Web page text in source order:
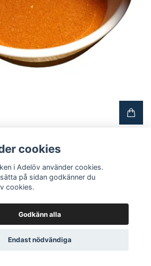
cookies
i Adelöv använder cookies.
på sidan godkänner du
cookies.
Godkänn alla
Endast nödvändiga